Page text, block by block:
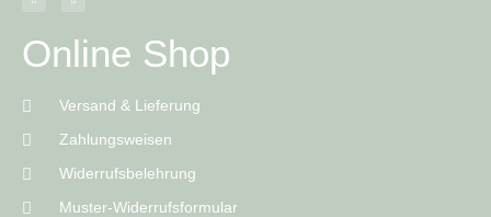
Online Shop
Versand & Lieferung
Zahlungsweisen
Widerrufsbelehrung
Muster-Widerrufsformular